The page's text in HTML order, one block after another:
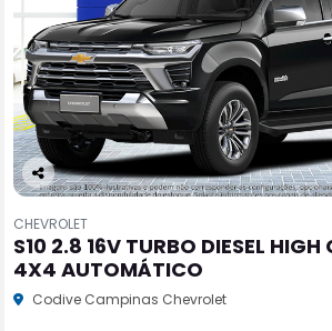
Co
pa
rtil
he
CHEVROLET
S10 2.8 16V TURBO DIESEL
4X4 AUTOMÁTICO
Codive Campinas Chevrolet